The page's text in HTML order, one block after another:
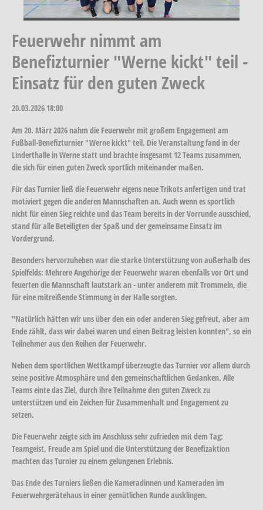
Feuerwehr nimmt am
Benefizturnier "Werne kickt" teil -
Einsatz für den guten Zweck
20.03.2026 18:00
Am 20. März 2026 nahm die Feuerwehr mit großem Engagement am
Fußball-Benefizturnier "Werne kickt" teil. Die Veranstaltung fand in der
Linderthalle in Werne statt und brachte insgesamt 12 Teams zusammen,
die sich für einen guten Zweck sportlich miteinander maßen.
Für das Turnier ließ die Feuerwehr eigens neue Trikots anfertigen und trat
motiviert gegen die anderen Mannschaften an. Auch wenn es sportlich
nicht für einen Sieg reichte und das Team bereits in der Vorrunde ausschied,
stand für alle Beteiligten der Spaß und der gemeinsame Einsatz im
Vordergrund.
Besonders hervorzuheben war die starke Unterstützung von außerhalb des
Spielfelds: Mehrere Angehörige der Feuerwehr waren ebenfalls vor Ort und
feuerten die Mannschaft lautstark an - unter anderem mit Trommeln, die
für eine mitreißende Stimmung in der Halle sorgten.
"Natürlich hätten wir uns über den ein oder anderen Sieg gefreut, aber am
Ende zählt, dass wir dabei waren und einen Beitrag leisten konnten", so ein
Teilnehmer aus den Reihen der Feuerwehr.
Neben dem sportlichen Wettkampf überzeugte das Turnier vor allem durch
seine positive Atmosphäre und den gemeinschaftlichen Gedanken. Alle
Teams einte das Ziel, durch ihre Teilnahme den guten Zweck zu
unterstützen und ein Zeichen für Zusammenhalt und Engagement zu
setzen.
Die Feuerwehr zeigte sich im Anschluss sehr zufrieden mit dem Tag:
Teamgeist, Freude am Spiel und die Unterstützung der Benefizaktion
machten das Turnier zu einem gelungenen Erlebnis.
Das Ende des Turniers ließen die Kameradinnen und Kameraden im
Feuerwehrgerätehaus in einer gemütlichen Runde ausklingen.